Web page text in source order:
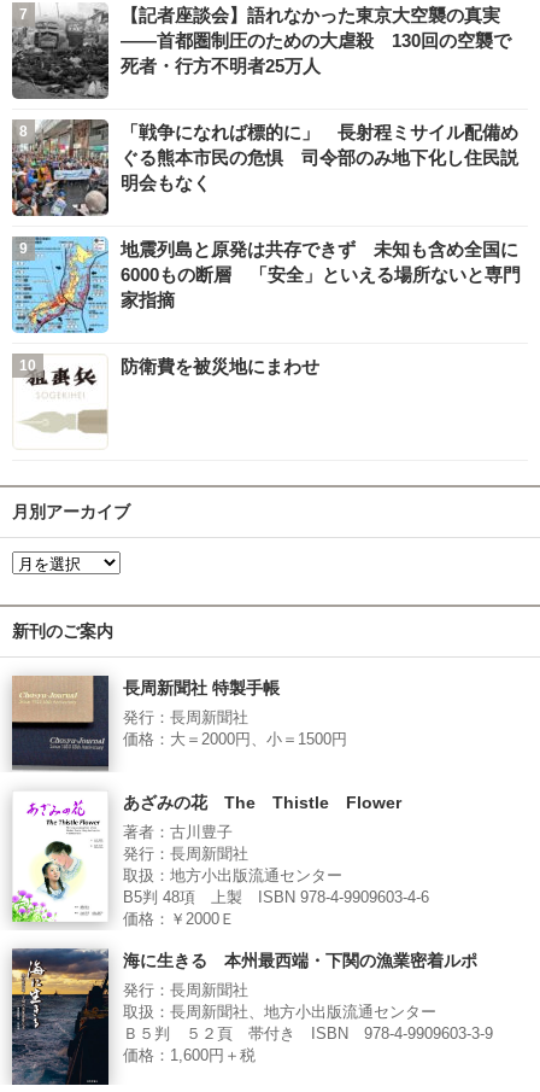
【記者座談会】語れなかった東京大空襲の真実
――首都圏制圧のための大虐殺 130回の空襲で
死者・行方不明者25万人
「戦争になれば標的に」 長射程ミサイル配備め
ぐる熊本市民の危惧 司令部のみ地下化し住民説
明会もなく
地震列島と原発は共存できず 未知も含め全国に
6000もの断層 「安全」といえる場所ないと専門
家指摘
防衛費を被災地にまわせ
月別アーカイブ
新刊のご案内
長周新聞社 特製手帳
発行：長周新聞社
価格：大＝2000円、小＝1500円
あざみの花 The Thistle Flower
著者：古川豊子
発行：長周新聞社
取扱：地方小出版流通センター
B5判 48項 上製 ISBN 978-4-9909603-4-6
価格：￥2000Ｅ
海に生きる 本州最西端・下関の漁業密着ルポ
発行：長周新聞社
取扱：長周新聞社、地方小出版流通センター
Ｂ５判 ５２頁 帯付き ISBN 978-4-9909603-3-9
価格：1,600円＋税